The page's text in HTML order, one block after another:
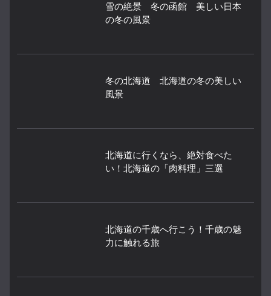
雪の絶景 冬の函館 美しい日本
の冬の風景
冬の北海道 北海道の冬の美しい
風景
北海道に行くなら、絶対食べた
い！北海道の「肉料理」三選
北海道の千歳へ行こう！千歳の魅
力に触れる旅